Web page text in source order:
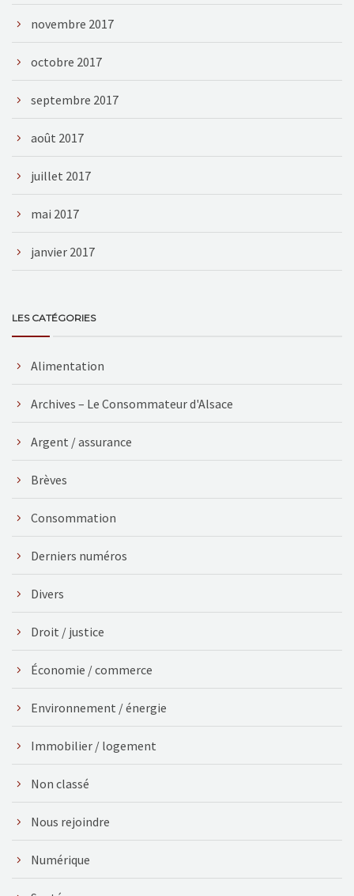
novembre 2017
octobre 2017
septembre 2017
août 2017
juillet 2017
mai 2017
janvier 2017
LES CATÉGORIES
Alimentation
Archives – Le Consommateur d'Alsace
Argent / assurance
Brèves
Consommation
Derniers numéros
Divers
Droit / justice
Économie / commerce
Environnement / énergie
Immobilier / logement
Non classé
Nous rejoindre
Numérique